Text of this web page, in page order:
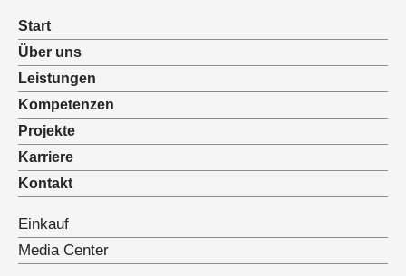
Start
Über uns
Leistungen
Kompetenzen
Projekte
Karriere
Kontakt
Einkauf
Media Center